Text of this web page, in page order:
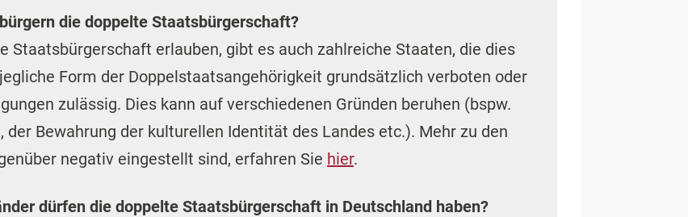
die doppelte Staatsbürgerschaft?
Staatsbürgerschaft erlauben, gibt es auch zahlreiche Staaten, die dies
Form der Doppelstaatsangehörigkeit grundsätzlich verboten oder
zulässig. Dies kann auf verschiedenen Gründen beruhen (bspw.
Bewahrung der kulturellen Identität des Landes etc.). Mehr zu den
negativ eingestellt sind, erfahren Sie hier.
dürfen die doppelte Staatsbürgerschaft in Deutschland haben?